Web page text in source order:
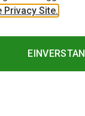
Privacy Site.